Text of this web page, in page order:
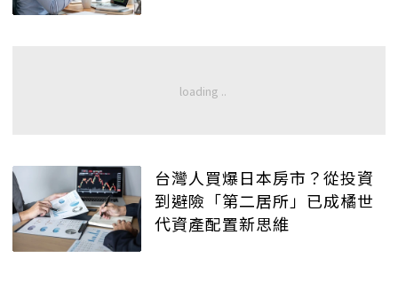
台灣人買爆日本房市？從投資
到避險「第二居所」已成橘世
代資產配置新思維